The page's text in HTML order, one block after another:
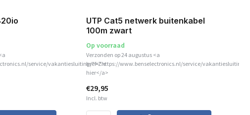
service/vakantiesluiting/">Zie
UTP Cat5 netwerk buitenkabel
100m zwart
Op voorraad
Verzonden op 24 augustus <a
href="https://www.benselectronics.nl/service/vakantiesluiting/
hier</a>
€29,95
Incl. btw